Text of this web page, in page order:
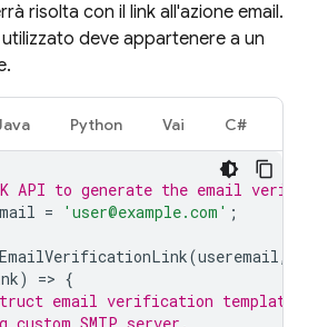
risolta con il link all'azione email.
utilizzato deve appartenere a un
Python Vai C#
API to generate the email
= 'user@example.com' ;
(useremail,
) => {
email verification template,